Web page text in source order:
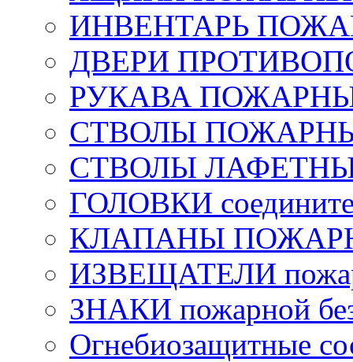
ИНВЕНТАРЬ
ДВЕРИ
РУКАВА
СТВОЛЫ
СТВОЛЫ
ГОЛОВКИ
КЛАПАНЫ
ИЗВЕЩАТЕЛИ
ЗНАКИ пожарной
Огнебиозащитные